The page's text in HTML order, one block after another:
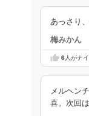
あっさり
梅みかん
6人がナ
メルヘン
喜。次回